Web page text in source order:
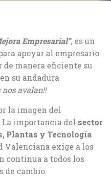
Empresarial”, es un
apoyar al empresario
de manera eficiente su
su andadura
nos avalan!!
la imagen del
La importancia del sector
Plantas y Tecnología
Valenciana exige a los
continua a todos los
de cambio.